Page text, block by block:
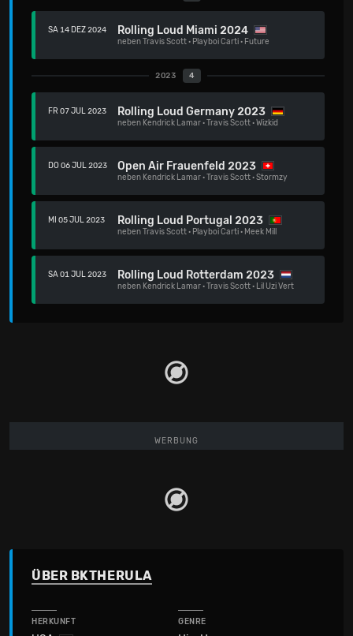
SA 14 DEZ 2024 Rolling Loud Miami 2024
nebenTravis Scott· Playboi Carti· Future
2023 4
FR 07 JUL 2023 Rolling Loud Germany 2023
neben Kendrick Lamar·Travis Scott·Wizkid
DO 06 JUL 2023 Open Air Frauenfeld 2023
neben Kendrick Lamar·Travis Scott·Stormzy
MI 05 JUL 2023 Rolling Loud Portugal 2023
nebenTravis Scott· Playboi Carti· Meek Mill
SA 01 JUL 2023 Rolling Loud Rotterdam 2023
neben Kendrick Lamar·Travis Scott· Lil Uzi Vert
WERBUNG
ÜBER BKTHERULA
HERKUNFT GENRE